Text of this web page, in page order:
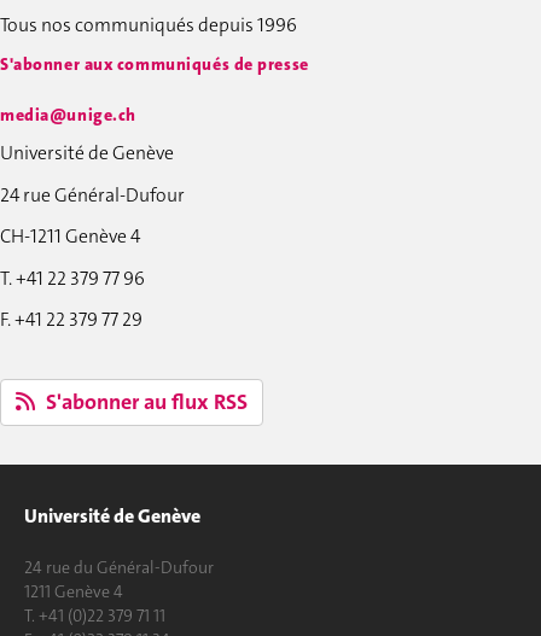
Tous nos communiqués depuis 1996
S'abonner aux communiqués de presse
media@unige.ch
Université de Genève
24 rue Général-Dufour
CH-1211 Genève 4
T. +41 22 379 77 96
F. +41 22 379 77 29
S'abonner au flux RSS
Université de Genève
24 rue du Général-Dufour
1211 Genève 4
T. +41 (0)22 379 71 11